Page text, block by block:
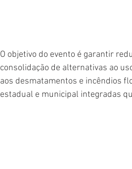
O objetivo do evento é garantir
consolidação de alternativas ao
aos desmatamentos e incêndios
estadual e municipal integradas